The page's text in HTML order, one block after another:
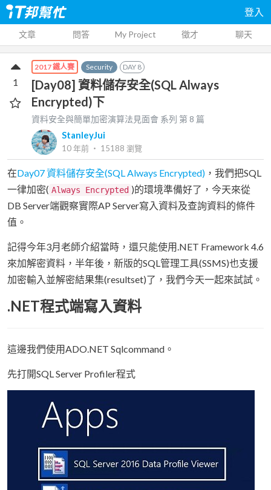
登入
文章 問答 My Project 徵才 聊天
2017 鐵人賽 Security DAY 8
[Day08] 資料儲存安全(SQL Always
Encrypted)下
資料安全與簡單加密演算法見面會 系列 第 8 篇
StanleyJui
10 年前 ‧ 15188 瀏覽
1
在Day07 資料儲存安全(SQL Always Encrypted) ，我們把SQL
一律加密( Always Encrypted )的環境準備好了，今天來從
DB Server端觀察實際AP Server寫入資料及查詢資料的條件
值。
記得今年3月老師介紹當時，還只能使用.NET Framework 4.6
來加解密資料，半年後，新版的SQL管理工具(SSMS)也支援
加密輸入並解密結果集(resultset)了，我們今天一起來試試。
.NET程式端寫入資料
這邊我們使用ADO.NET Sqlcommand。
先打開SQL Server Profiler程式